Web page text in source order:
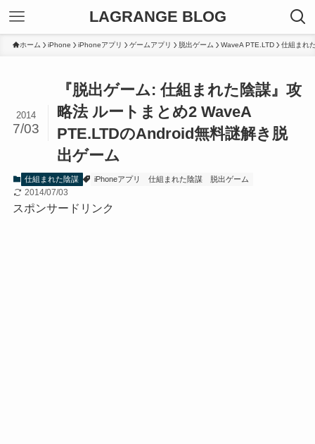
LAGRANGE BLOG
ホーム iPhone iPhoneアプリ ゲームアプリ 脱出ゲーム WaveA PTE.LTD 仕組まれ
『脱出ゲーム: 仕組まれた陰謀』攻
略法 ルートまとめ2 WaveA
PTE.LTDのAndroid無料謎解き脱
出ゲーム
2014
7/03
仕組まれた陰謀 iPhoneアプリ 仕組まれた陰謀 脱出ゲーム
2014/07/03
スポンサードリンク